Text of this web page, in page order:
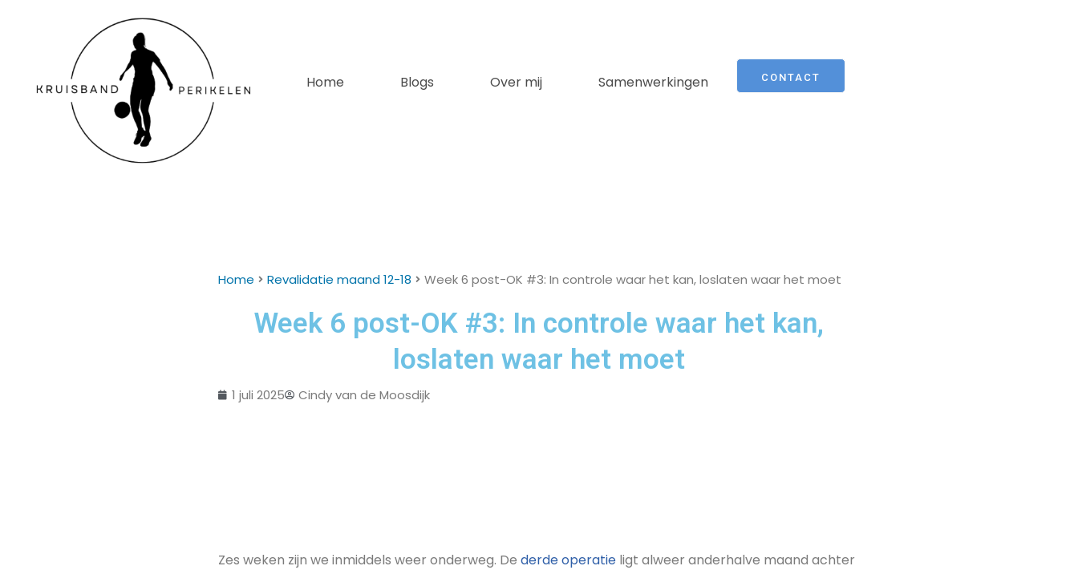
Home Blogs Over mij Samenwerkingen CONTACT
Home Revalidatie maand 12-18 Week 6 post-OK #3: In controle waar het kan, loslaten waar het moet
Week 6 post-OK #3: In controle waar het kan,
loslaten waar het moet
1 juli 2025 Cindy van de Moosdijk
Zes weken zijn we inmiddels weer onderweg. De derde operatie ligt alweer anderhalve maand achter